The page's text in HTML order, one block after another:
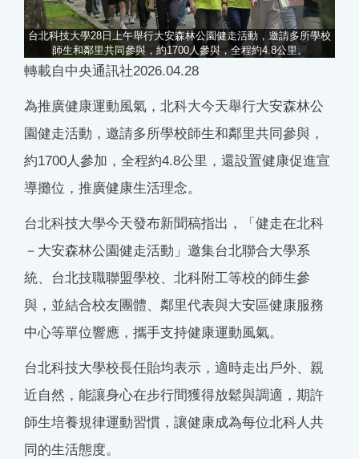
台北科技大學28日上午舉行大安森林公園健走活動，邀請多所學校
師生和鄰里共同參與，約1700人參與，全程約4.8公里。
轉載自中央通訊社2026.04.28
為推廣健康運動風氣，北科大今天舉行大安森林公
園健走活動，邀請多所學校師生和鄰里共同參與，
約1700人參加，全程約4.8公里，還設置健康促進宣
導攤位，推廣健康生活理念。
台北科技大學今天發布新聞稿指出，「健走在北科
－大安森林公園健走活動」邀集台北聯合大學系
統、台北技職聯盟學校、北科附工等校的師生參
與，並結合校友團體、鄰里代表與大安區健康服務
中心等單位響應，攜手支持健康運動風氣。
台北科技大學校長任貽均表示，適時走出戶外、親
近自然，能讓身心在步行間獲得放鬆與調適，期許
師生培養規律運動習慣，讓健康成為每位北科人共
同的生活態度。